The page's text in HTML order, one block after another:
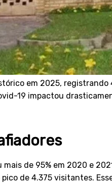
em 2025,
19 impactou
de 95% em 2020 e
de 4.375 visitantes.